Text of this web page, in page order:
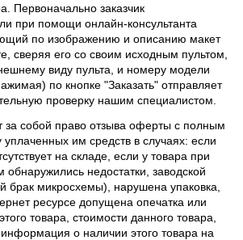
Первоначально заказчик
при помощи онлайн-консультанта
по изображению и описанию макет
сверяя его со своим исходным пультом,
виду пульта, и номеру модели
по кнопке "Заказать" отправляет
проверку нашим специалистом.
за собой право отзыва оферты с полным
уплаченных им средств в случаях: если
на складе, если у товара при
обнаружились недостатки, заводской
брак микросхемы), нарушена упаковка,
ресурсе допущена опечатка или
товара, стоимости данного товара,
о наличии этого товара на